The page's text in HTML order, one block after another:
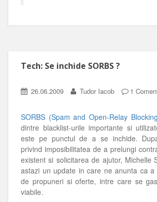
Tech: Se inchide SORBS ?
26.06.2009 Tudor Iacob 1
SORBS (Spam and Open-Relay
dintre blacklist-urile importante si
este pe punctul de a se inchide.
privind imposibilitatea de a prelungi
existent si solicitarea de ajutor, Michelle
astazi un update in care ne anunta ca
de propuneri si oferte, intre care se
viabile.